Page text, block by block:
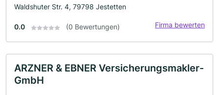
Waldshuter Str. 4, 79798 Jestetten
0.0 (0 Bewertungen) Firma bewerten
ARZNER & EBNER Versicherungsmakler-
GmbH